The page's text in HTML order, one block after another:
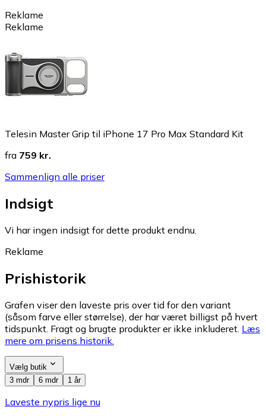
Reklame
Reklame
Telesin Master Grip til iPhone 17 Pro Max Standard Kit
fra 759 kr.
Sammenlign alle priser
Indsigt
Vi har ingen indsigt for dette produkt endnu.
Reklame
Prishistorik
Grafen viser den laveste pris over tid for den variant
(såsom farve eller størrelse), der har været billigst på hvert
tidspunkt. Fragt og brugte produkter er ikke inkluderet. Læs
mere om prisens historik.
Vælg butik
3 mdr
6 mdr 1 år
Laveste nypris lige nu